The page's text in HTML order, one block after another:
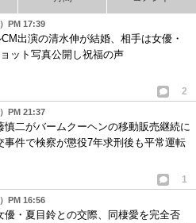
PM 17:39
出演の清水伸が結婚、相手は女優・
ット写真公開し祝福の声
2
PM 21:37
慎二がバームクーヘンの移動販売継続に
事件で検察が懲役7年求刑後も平常運転
1
PM 16:56
優・夏目鈴との交際、同棲愛を完全否